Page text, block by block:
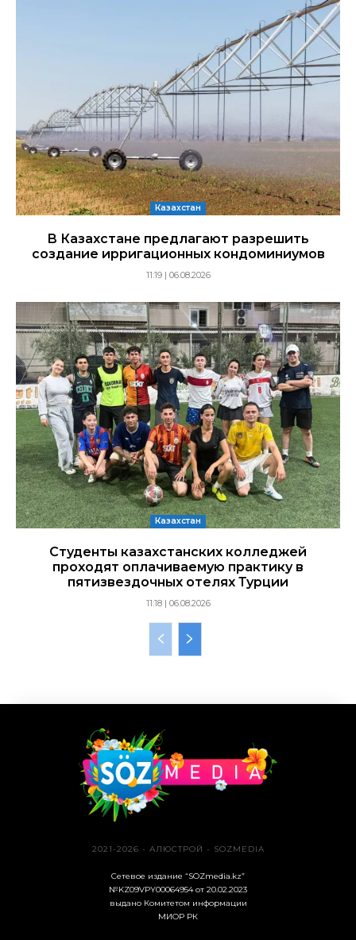
Казахстан
В Казахстане предлагают разрешить
создание ирригационных кондоминиумов
11:19 | 06.08.2026
Казахстан
Студенты казахстанских колледжей
проходят оплачиваемую практику в
пятизвездочных отелях Турции
11:18 | 06.08.2026
2021-2026 - АЛЮСТРОЙ - SOZMEDIA
Сетевое издание “SOZmedia.kz”
№KZ09VPY00064954 от 20.02.2023
выдано Комитетом информации
МИОР РК